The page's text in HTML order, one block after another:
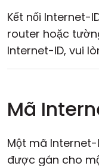
Kết nối Internet-
router hoặc
Internet-ID, vui
Mã
Một mã Internet-
được gán cho